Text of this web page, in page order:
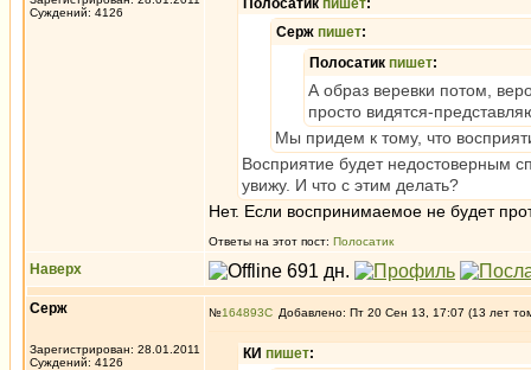
Суждений: 4126
Полосатик пишет:
Серж пишет:
Полосатик пишет:
А образ веревки потом,
просто видятся-
Мы придем к тому, что
Восприятие будет недостоверным
увижу. И что с этим делать?
Нет. Если воспринимаемое не будет
Ответы на этот пост: Полосатик
Наверх
Серж
Зарегистрирован: 28.01.2011
Суждений: 4126
№164893 Добавлено: Пт 20 Сен 13, 17:07 (13 лет
КИ пишет: